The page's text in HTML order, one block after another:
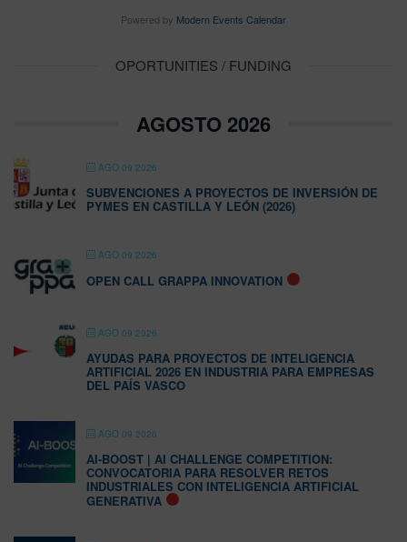
Powered by Modern Events Calendar
OPORTUNITIES / FUNDING
AGOSTO 2026
AGO 09 2026
SUBVENCIONES A PROYECTOS DE INVERSIÓN DE
PYMES EN CASTILLA Y LEÓN (2026)
AGO 09 2026
OPEN CALL GRAPPA INNOVATION
AGO 09 2026
AYUDAS PARA PROYECTOS DE INTELIGENCIA
ARTIFICIAL 2026 EN INDUSTRIA PARA EMPRESAS
DEL PAÍS VASCO
AGO 09 2026
AI-BOOST | AI CHALLENGE COMPETITION:
CONVOCATORIA PARA RESOLVER RETOS
INDUSTRIALES CON INTELIGENCIA ARTIFICIAL
GENERATIVA